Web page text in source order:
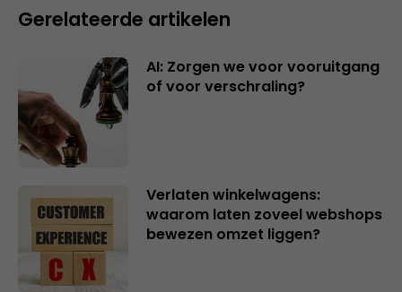
Gerelateerde artikelen
AI: Zorgen we voor vooruitgang
of voor verschraling?
Verlaten winkelwagens:
waarom laten zoveel webshops
bewezen omzet liggen?